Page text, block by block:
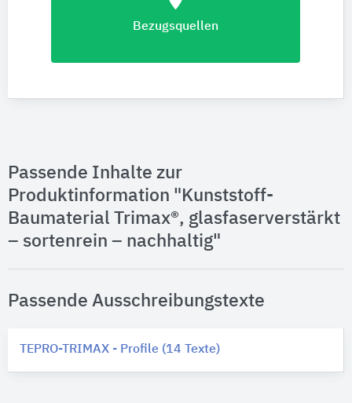
Bezugsquellen
Passende Inhalte zur
Produktinformation "Kunststoff-
Baumaterial Trimax®, glasfaserverstärkt
– sortenrein – nachhaltig"
Passende Ausschreibungstexte
TEPRO-TRIMAX - Profile (14 Texte)